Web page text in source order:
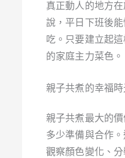
真正動人的地方
說，平日下班後
吃。只要建立起
的家庭主力菜色。
親子共煮的幸福
親子共煮最大的
多少準備與合作
觀察顏色變化、